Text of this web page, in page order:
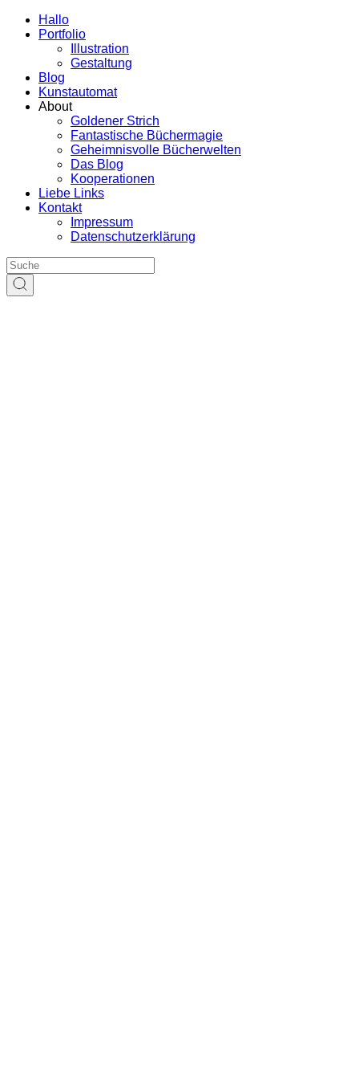
Hallo
Portfolio
Illustration
Gestaltung
Blog
Kunstautomat
About
Goldener Strich
Fantastische Büchermagie
Geheimnisvolle Bücherwelten
Das Blog
Kooperationen
Liebe Links
Kontakt
Impressum
Datenschutzerklärung